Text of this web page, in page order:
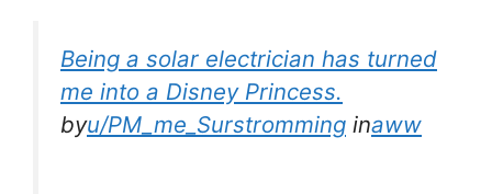
Being a solar electrician has turned
me into a Disney Princess.
byu/PM_me_Surstromming inaww